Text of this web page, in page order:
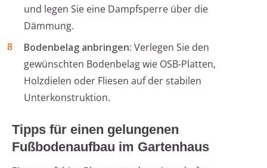
und legen Sie eine Dampfsperre über die
Dämmung.
Bodenbelag anbringen: Verlegen Sie den
gewünschten Bodenbelag wie OSB-Platten,
Holzdielen oder Fliesen auf der stabilen
Unterkonstruktion.
Tipps für einen gelungenen
Fußbodenaufbau im Gartenhaus